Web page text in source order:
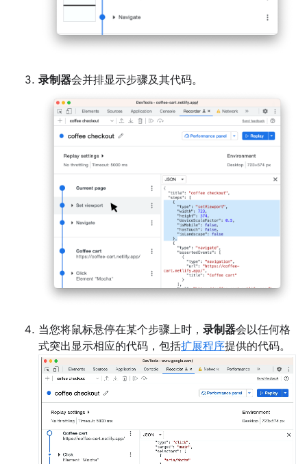
录制器会并排显示步骤及其代码。
当您将鼠标悬停在某个步骤上时， 录制器会以任何格
式突出显示相应的代码，包括扩展程序提供的代码。